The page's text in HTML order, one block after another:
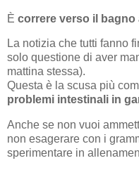
È correre verso il
La notizia che tutti fanno
solo questione di aver
mattina stessa).
Questa è la scusa più
problemi intestinali in
Anche se non vuoi
non esagerare con i
sperimentare in